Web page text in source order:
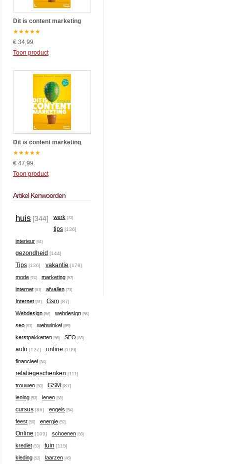
Dit is content marketing
★★★★★
€ 34,99
Toon product
Dit is content marketing
★★★★★
€ 47,99
Toon product
Artikel Kenwoorden
huis [344] werk [72]
tips [136]
interieur [61]
gezondheid [144]
Tips [136] vakantie [178]
mode [74] marketing [57]
internet [81] afvallen [73]
Internet [81] Gsm [87]
Webdesign [56] webdesign [56]
seo [63] webwinkel [65]
kerstpakketten [56] SEO [63]
auto [127] online [109]
financieel [84]
relatiegeschenken [111]
trouwen [60] GSM [87]
lening [53] lenen [68]
cursus [86] engels [54]
feest [50] energie [52]
Online [109] schoenen [69]
krediet [53] tuin [115]
kleding [52] laarzen [46]